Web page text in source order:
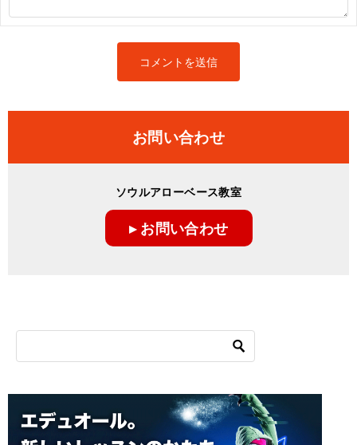
お問い合わせ
ソウルアローベース教室
▸ お問い合わせ